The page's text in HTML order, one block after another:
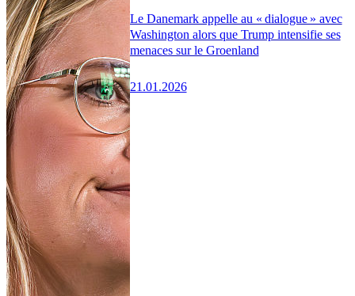
Le Danemark appelle au « dialogue » avec
Washington alors que Trump intensifie ses
menaces sur le Groenland
21.01.2026